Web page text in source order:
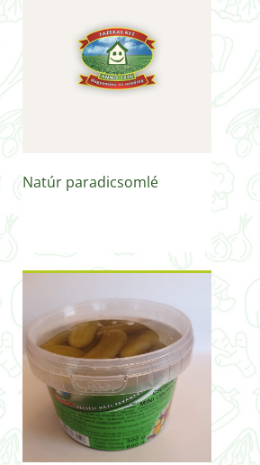
Natúr paradicsomlé